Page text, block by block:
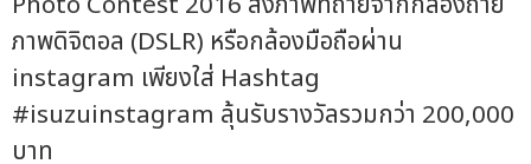
ภาพดิจิตอล (DSLR) หรือกล้องมือถือผ่าน
instagram เพียงใส่ Hashtag
#isuzuinstagram ลุ้นรับรางวัลรวมกว่า 200,000
บาท